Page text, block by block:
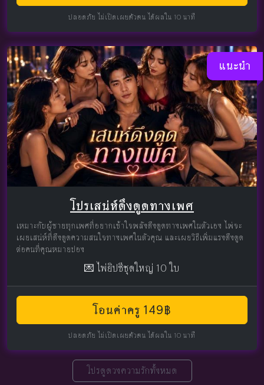
ปลอดภัย ไม่เปิดเผยตัวตน ได้ผลใน 10 นาที
แนะนำ
โปรเสน่ห์ดึงดูดทางเพศ
เหมาะกับผู้ชายทุกเพศที่อยากเข้าใจพลังดึงดูดทางเพศในตัวเอง ไพ่จะ
เผยเสน่ห์ที่ดึงดูดความสนใจทางเพศในตัวคุณ และเผยวิธีเพิ่มแรงดึงดูด
ต่อคนที่คุณหมายปอง
💌 ไพ่ยิปซีชุดใหญ่ 10 ใบ
โอนค่าครู 149฿
ปลอดภัย ไม่เปิดเผยตัวตน ได้ผลใน 10 นาที
โปรดูดวงความรักทั้งหมด